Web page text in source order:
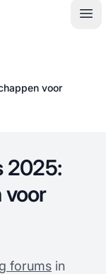
voor
2025:
voor
forums in